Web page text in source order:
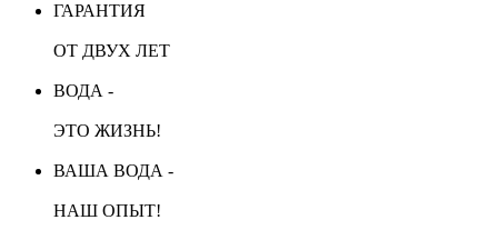
ГАРАНТИЯ
ОТ ДВУХ ЛЕТ
ВОДА -
ЭТО ЖИЗНЬ!
ВАША ВОДА -
НАШ ОПЫТ!